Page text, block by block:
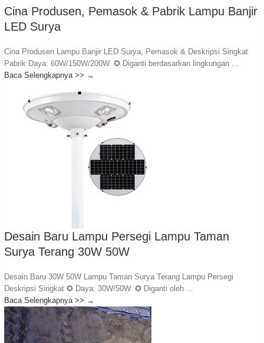
Cina Produsen, Pemasok & Pabrik Lampu Banjir
LED Surya
Cina Produsen Lampu Banjir LED Surya, Pemasok & Deskripsi Singkat
Pabrik Daya: 60W/150W/200W. ✪ Diganti berdasarkan lingkungan ...
Baca Selengkapnya >> →
Desain Baru Lampu Persegi Lampu Taman
Surya Terang 30W 50W
Desain Baru 30W 50W Lampu Taman Surya Terang Lampu Persegi
Deskripsi Singkat ✪ Daya: 30W/50W. ✪ Diganti oleh ...
Baca Selengkapnya >> →